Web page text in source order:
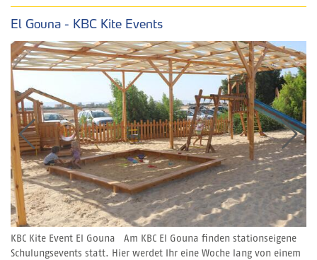
El Gouna - KBC Kite Events
KBC Kite Event El Gouna Am KBC El Gouna finden stationseigene
Schulungsevents statt. Hier werdet Ihr eine Woche lang von einem